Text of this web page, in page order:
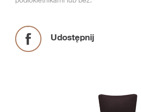
Udostępnij